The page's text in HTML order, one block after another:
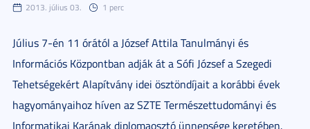
2013. július 03. 1 perc
Július 7-én 11 órától a József Attila Tanulmányi és
Információs Központban adják át a Sófi József a Szegedi
Tehetségekért Alapítvány idei ösztöndíjait a korábbi évek
hagyományaihoz híven az SZTE Természettudományi és
Informatikai Karának diplomaosztó ünnepsége keretében.